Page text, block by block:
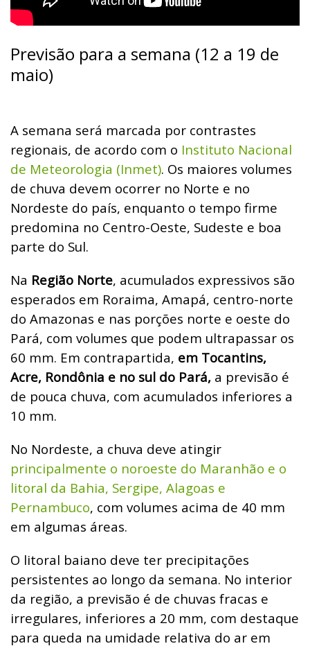
Previsão para a semana (12 a 19 de
maio)
A semana será marcada por contrastes
regionais, de acordo com o Instituto Nacional
de Meteorologia (Inmet). Os maiores volumes
de chuva devem ocorrer no Norte e no
Nordeste do país, enquanto o tempo firme
predomina no Centro-Oeste, Sudeste e boa
parte do Sul.
Na Região Norte, acumulados expressivos são
esperados em Roraima, Amapá, centro-norte
do Amazonas e nas porções norte e oeste do
Pará, com volumes que podem ultrapassar os
60 mm. Em contrapartida, em Tocantins,
Acre, Rondônia e no sul do Pará, a previsão é
de pouca chuva, com acumulados inferiores a
10 mm.
No Nordeste, a chuva deve atingir
principalmente o noroeste do Maranhão e o
litoral da Bahia, Sergipe, Alagoas e
Pernambuco, com volumes acima de 40 mm
em algumas áreas.
O litoral baiano deve ter precipitações
persistentes ao longo da semana. No interior
da região, a previsão é de chuvas fracas e
irregulares, inferiores a 20 mm, com destaque
para queda na umidade relativa do ar em